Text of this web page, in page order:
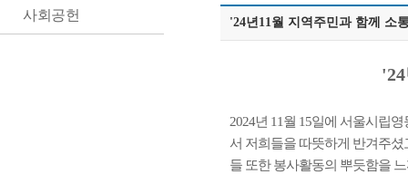
사회공헌 '24년11월 지역주민과 함께 소
2024년 11월 15일에 서울시립
서 저희들을 따뜻하게 반겨주셨
들 또한 봉사활동의 뿌듯함을